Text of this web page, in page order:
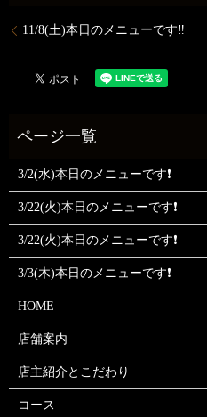
11/8(土)本日のメニューです‼️
3/2(水)本日のメニューです❗
3/22(火)本日のメニューです❗
3/22(火)本日のメニューです❗
3/3(木)本日のメニューです❗
HOME
店舗案内
店主紹介とこだわり
コース